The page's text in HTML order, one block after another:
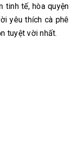
tinh tế, hòa quyện
yêu thích cà phê
tuyệt vời nhất.